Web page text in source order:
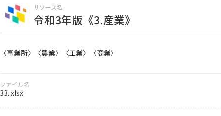
リソース名
令和3年版《3.産業》
〈事業所〉〈農業〉〈工業〉〈商業〉
ファイル名
33..xlsx